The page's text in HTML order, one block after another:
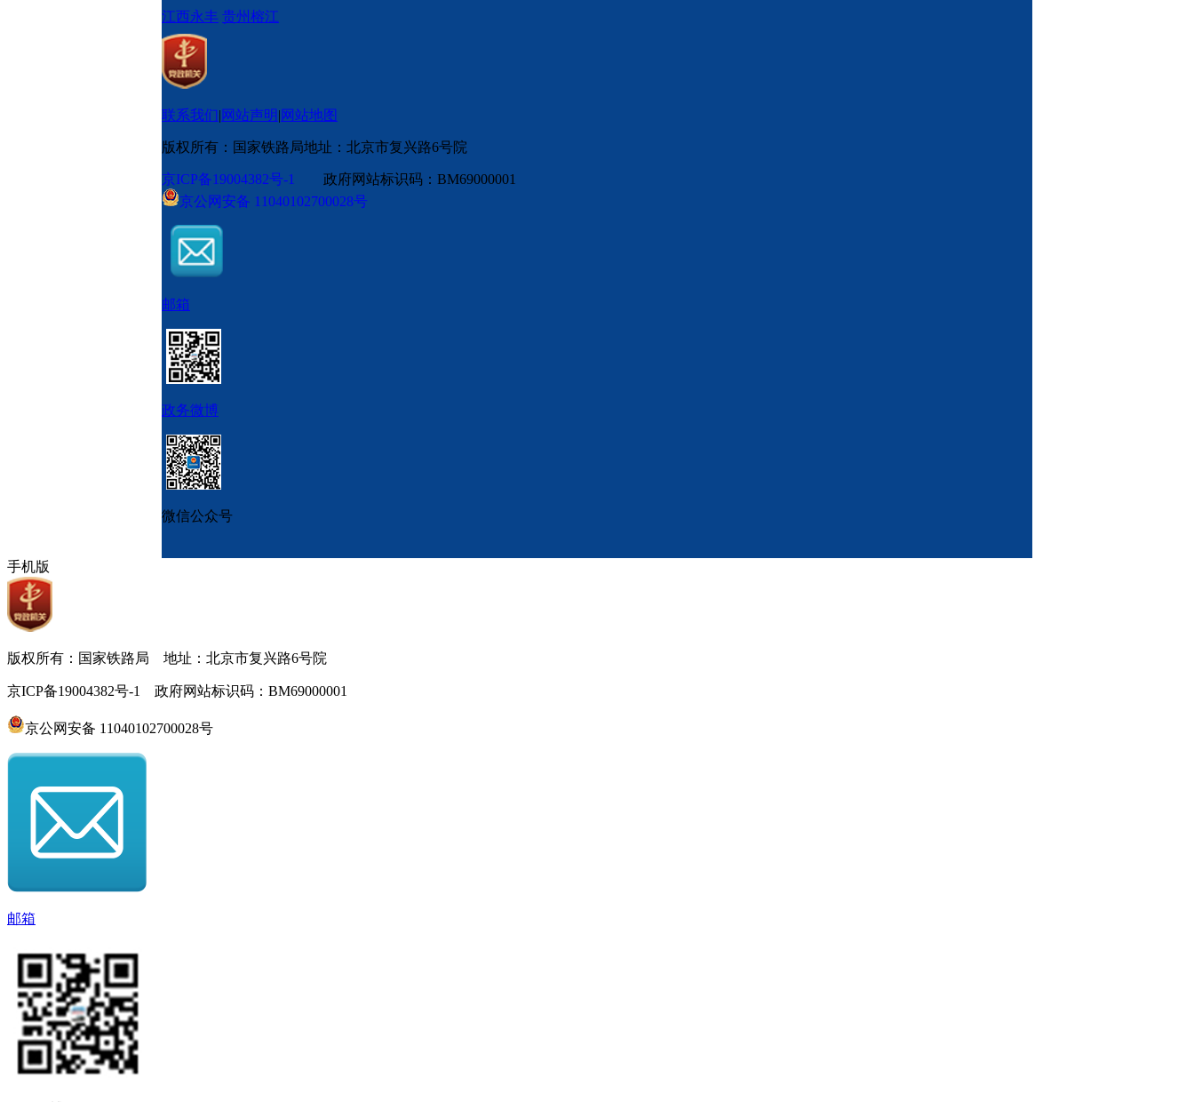
江西永丰 贵州榕江
联系我们 网站声明 网站地图
版权所有：国家铁路局地址：北京市复兴路6号院
京ICP备19004382号-1 政府网站标识码：BM69000001
京公网安备 11040102700028号
邮箱
政务微博
微信公众号
手机版
版权所有：国家铁路局 地址：北京市复兴路6号院
京ICP备19004382号-1 政府网站标识码：BM69000001
京公网安备 11040102700028号
邮箱